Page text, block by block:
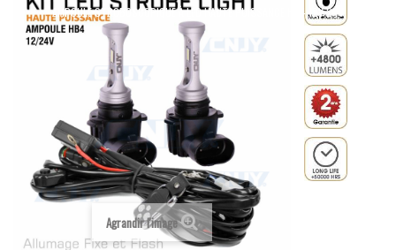
AMPOULE STROBOSCOPIQUE À LED HAUTE PUISSANCE HB4 12V 24V
Agrandir l'image